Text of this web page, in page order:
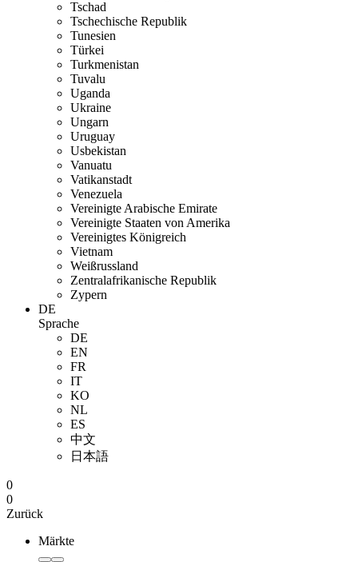
Tschad
Tschechische Republik
Tunesien
Türkei
Turkmenistan
Tuvalu
Uganda
Ukraine
Ungarn
Uruguay
Usbekistan
Vanuatu
Vatikanstadt
Venezuela
Vereinigte Arabische Emirate
Vereinigte Staaten von Amerika
Vereinigtes Königreich
Vietnam
Weißrussland
Zentralafrikanische Republik
Zypern
DE
Sprache
DE
EN
FR
IT
KO
NL
ES
中文
日本語
0
0
Zurück
Märkte